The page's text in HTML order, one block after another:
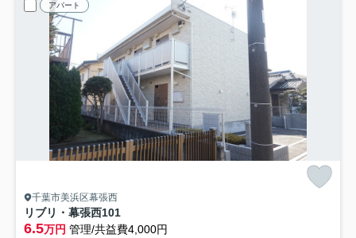
アパート
千葉市美浜区幕張西
リブリ・幕張西101
6.5万円 管理/共益費4,000円